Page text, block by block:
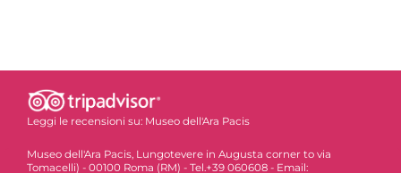
Leggi le recensioni su: Museo dell'Ara Pacis
Museo dell'Ara Pacis, Lungotevere in Augusta corner to via
Tomacelli) - 00100 Roma (RM) - Tel.+39 060608 - Email: